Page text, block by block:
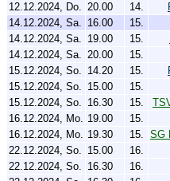
12.12.2024, Do. 20.00 14.
14.12.2024, Sa. 16.00 15.
14.12.2024, Sa. 19.00 15.
14.12.2024, Sa. 20.00 15.
15.12.2024, So. 14.20 15.
15.12.2024, So. 15.00 15.
15.12.2024, So. 16.30 15.
16.12.2024, Mo. 19.00 15.
16.12.2024, Mo. 19.30 15. SG
22.12.2024, So. 15.00 16.
22.12.2024, So. 16.30 16.